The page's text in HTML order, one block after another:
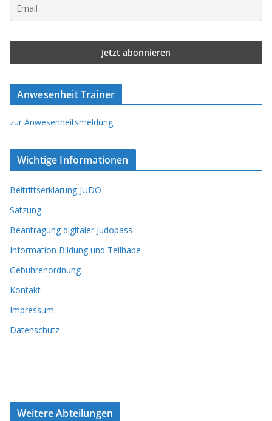
Anwesenheit Trainer
zur Anwesenheitsmeldung
Wichtige Informationen
Beitrittserklärung JUDO
Satzung
Beantragung digitaler Judopass
Information Bildung und Teilhabe
Gebührenordnung
Kontakt
Impressum
Datenschutz
Weitere Abteilungen